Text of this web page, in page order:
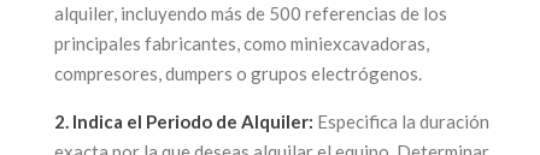
alquiler, incluyendo más de 500 referencias de los
principales fabricantes, como miniexcavadoras,
compresores, dumpers o grupos electrógenos.
2. Indica el Periodo de Alquiler: Especifica la duración